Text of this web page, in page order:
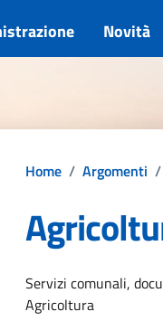
Novità
Home / Argomenti /
Dettagli
Servizi comunali,
Agricoltura